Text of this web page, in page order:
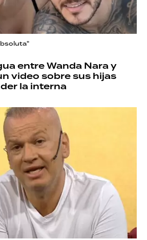
entre Wanda Nara y
video sobre sus hijas
la interna